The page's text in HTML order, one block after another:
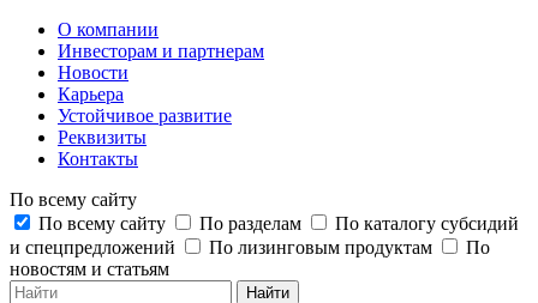
О компании
Инвесторам и партнерам
Новости
Карьера
Устойчивое развитие
Реквизиты
Контакты
По всему сайту
По всему сайту
По разделам
По каталогу субсидий
и спецпредложений
По лизинговым продуктам
По
новостям и статьям
Найти